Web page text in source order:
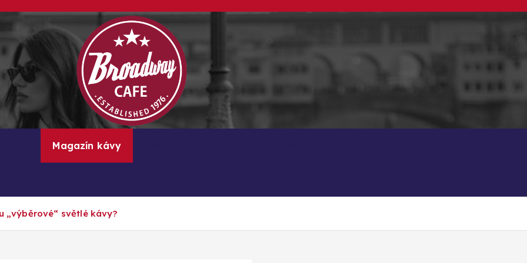
Kávové recepty, lifestyle a trendy inspirace
Magazín kávy
„výběrové“ světlé kávy?